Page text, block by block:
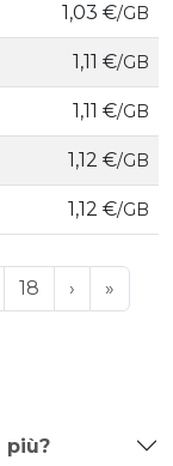
1,03 €/GB
1,11 €/GB
1,11 €/GB
1,12 €/GB
1,12 €/GB
18 › »
più?